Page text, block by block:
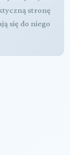
stronę
się do niego